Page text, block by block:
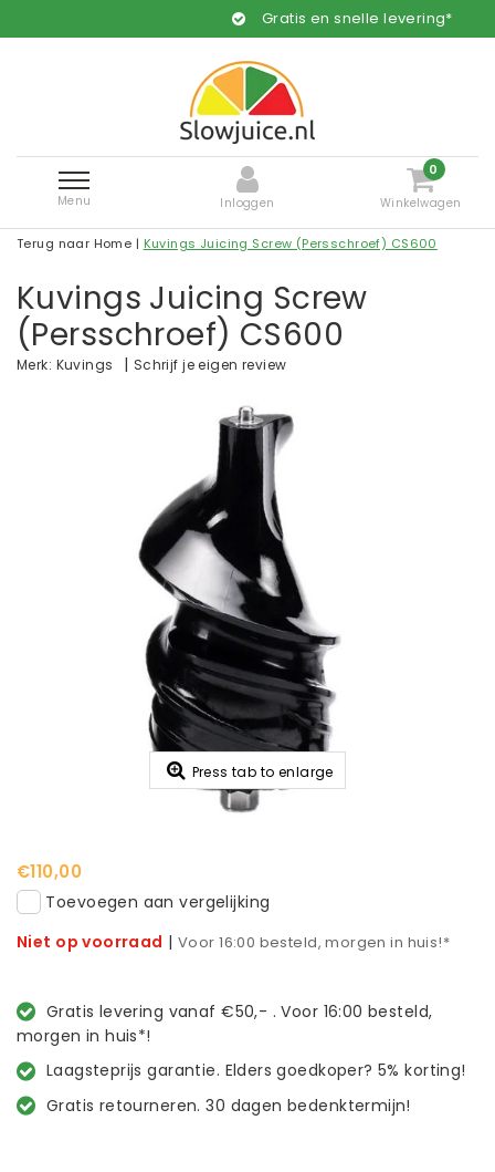
Gratis en snelle levering*
Menu Inloggen
0
Winkelwagen
Terug naar Home | Kuvings Juicing Screw (Persschroef) CS600
Kuvings Juicing Screw
(Persschroef) CS600
Merk: Kuvings | Schrijf je eigen review
Press tab to enlarge
€110,00
Toevoegen aan vergelijking
Niet op voorraad | Voor 16:00 besteld, morgen in huis!*
Gratis levering vanaf €50,- . Voor 16:00 besteld,
morgen in huis*!
Laagsteprijs garantie. Elders goedkoper? 5% korting!
Gratis retourneren. 30 dagen bedenktermijn!